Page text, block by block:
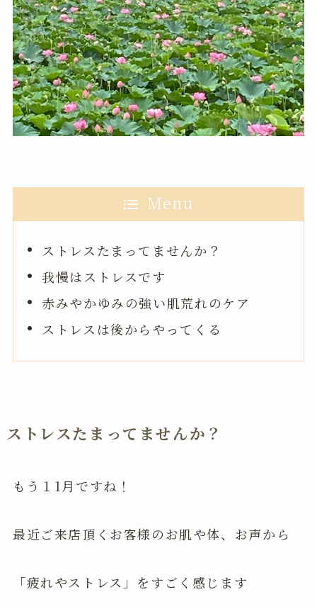
Menu
ストレスたまってませんか？
我慢はストレスです
赤みやかゆみの強い肌荒れのケア
ストレスは後からやってくる
ストレスたまってませんか？
もう１1月ですね！
最近ご来店頂くお客様のお肌や体、お声から
「疲れやストレス」をすごく感じます